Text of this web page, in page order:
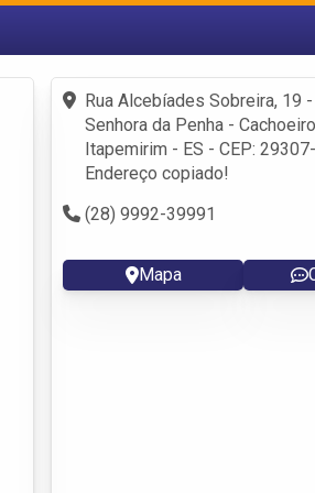
Fazer login
Criar conta
Rua Alcebíades Sobreira, 19
Senhora da Penha -
Itapemirim - ES - CEP:
Endereço copiado!
(28) 9992-39991
Mapa